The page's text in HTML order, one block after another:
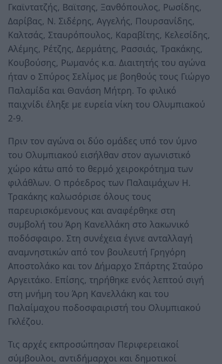
Γκαϊντατζής, Βαϊτσης, Ξανθόπουλος, Ρωσίδης,
Δαρίβας, Ν. Σιδέρης, Αγγελής, Πουρσανίδης,
Καλτσάς, Σταυρόπουλος, Καραβίτης, Κελεσίδης,
Αλέμης, Ρέτζης, Δερμάτης, Ρασσιάς, Τρακάκης,
Κουβούσης, Ρωμανός κ.α. Διαιτητής του αγώνα
ήταν ο Σπύρος Σελίμος με βοηθούς τους Γιώργο
Παλαμίδα και Θανάση Μήτρη. Το φιλικό
παιχνίδι έληξε με ευρεία νίκη του Ολυμπιακού
2-9.
Πριν τον αγώνα οι δύο ομάδες υπό τον ύμνο
του Ολυμπιακού εισήλθαν στον αγωνιστικό
χώρο κάτω από το θερμό χειροκρότημα των
φιλάθλων. Ο πρόεδρος των Παλαιμάχων Η.
Τρακάκης καλωσόρισε όλους τους
παρευρισκόμενους και αναφέρθηκε στη
συμβολή του Άρη Κανελλάκη στο λακωνικό
ποδόσφαιρο. Στη συνέχεια έγινε ανταλλαγή
αναμνηστικών από τον βουλευτή Γρηγόρη
Αποστολάκο και τον Δήμαρχο Σπάρτης Σταύρο
Αργειτάκο. Επίσης, τηρήθηκε ενός λεπτού σιγή
στη μνήμη του Άρη Κανελλάκη και του
Παλαίμαχου ποδοσφαιριστή του Ολυμπιακού
Γκλέζου.
Τις αρχές εκπροσώπησαν Περιφερειακοί
σύμβουλοι, αντιδήμαρχοι και δημοτικοί